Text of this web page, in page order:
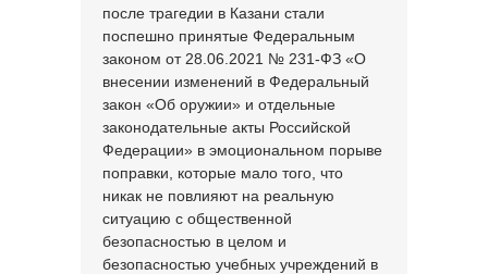
после трагедии в Казани стали
поспешно принятые Федеральным
законом от 28.06.2021 № 231-ФЗ «О
внесении изменений в Федеральный
закон «Об оружии» и отдельные
законодательные акты Российской
Федерации» в эмоциональном порыве
поправки, которые мало того, что
никак не повлияют на реальную
ситуацию с общественной
безопасностью в целом и
безопасностью учебных учреждений в